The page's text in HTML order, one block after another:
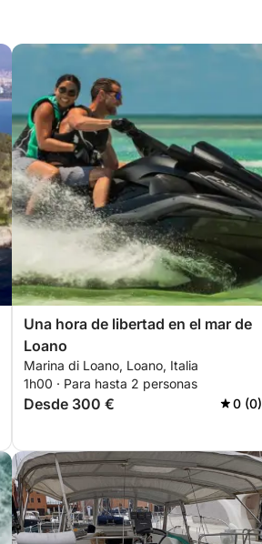
Una hora de libertad en el mar de
Loano
Marina di Loano, Loano, Italia
1h00 · Para hasta 2 personas
Desde 300 € 0 (0)